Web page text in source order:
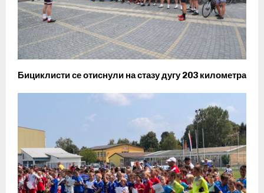
Бициклисти се отиснули на стазу дугу 203 километра